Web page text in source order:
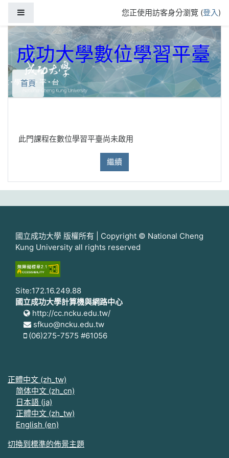
您正使用訪客身分瀏覽 (登入)
成功大學數位學習平臺
首頁
此門課程在數位學習平臺尚未啟用
繼續
國立成功大學 版權所有 | Copyright © National Cheng
Kung University all rights reserved
Site:172.16.249.88
國立成功大學計算機與網路中心
http://cc.ncku.edu.tw/
sfkuo@ncku.edu.tw
(06)275-7575 #61056
正體中文 ‎(zh_tw)‎
简体中文 ‎(zh_cn)‎
日本語 ‎(ja)‎
正體中文 ‎(zh_tw)‎
English ‎(en)‎
切換到標準的佈景主題